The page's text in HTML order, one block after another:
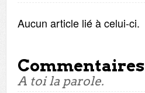
Aucun article lié à celui-ci.
Commentaires
A toi la parole.